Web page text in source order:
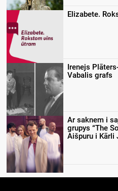
Elizabete.
Irenejs
Vabalis grafs
Ar saknem i
grupys “The
Aišpuru i Kārli